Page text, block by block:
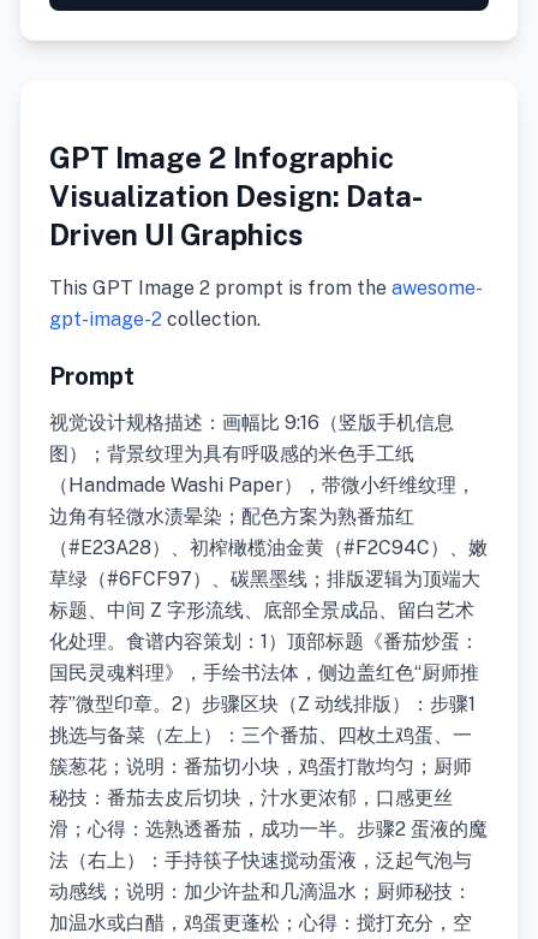
GPT Image 2 Infographic
Visualization Design: Data-
Driven UI Graphics
This GPT Image 2 prompt is from the awesome-
gpt-image-2 collection.
Prompt
视觉设计规格描述：画幅比 9:16（竖版手机信息
图）；背景纹理为具有呼吸感的米色手工纸
（Handmade Washi Paper），带微小纤维纹理，
边角有轻微水渍晕染；配色方案为熟番茄红
（#E23A28）、初榨橄榄油金黄（#F2C94C）、嫩
草绿（#6FCF97）、碳黑墨线；排版逻辑为顶端大
标题、中间 Z 字形流线、底部全景成品、留白艺术
化处理。食谱内容策划：1）顶部标题《番茄炒蛋：
国民灵魂料理》，手绘书法体，侧边盖红色“厨师推
荐”微型印章。2）步骤区块（Z 动线排版）：步骤1
挑选与备菜（左上）：三个番茄、四枚土鸡蛋、一
簇葱花；说明：番茄切小块，鸡蛋打散均匀；厨师
秘技：番茄去皮后切块，汁水更浓郁，口感更丝
滑；心得：选熟透番茄，成功一半。步骤2 蛋液的魔
法（右上）：手持筷子快速搅动蛋液，泛起气泡与
动感线；说明：加少许盐和几滴温水；厨师秘技：
加温水或白醋，鸡蛋更蓬松；心得：搅打充分，空